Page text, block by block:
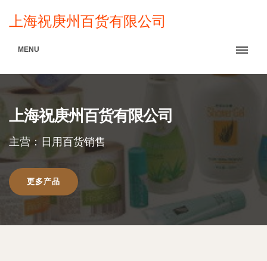
上海祝庚州百货有限公司
MENU
上海祝庚州百货有限公司
主营：日用百货销售
更多产品